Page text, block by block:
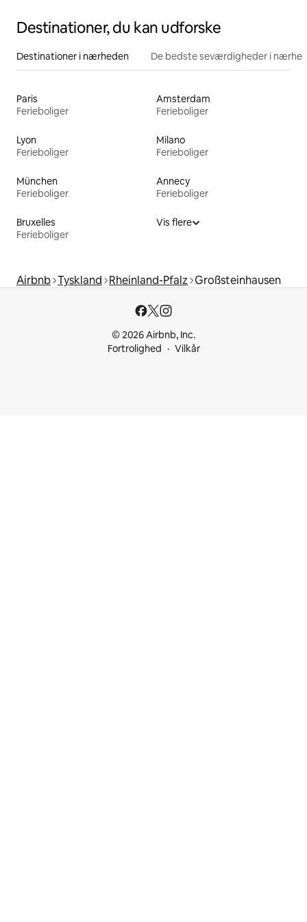
Destinationer, du kan udforske
Destinationer i nærheden De bedste seværdigheder i
Paris
Ferieboliger
Amsterdam
Ferieboliger
Lyon
Ferieboliger
Milano
Ferieboliger
München
Ferieboliger
Annecy
Ferieboliger
Bruxelles
Ferieboliger
Vis flere
Airbnb Tyskland Rheinland-Pfalz Großsteinhausen
© 2026 Airbnb, Inc.
Fortrolighed
Vilkår